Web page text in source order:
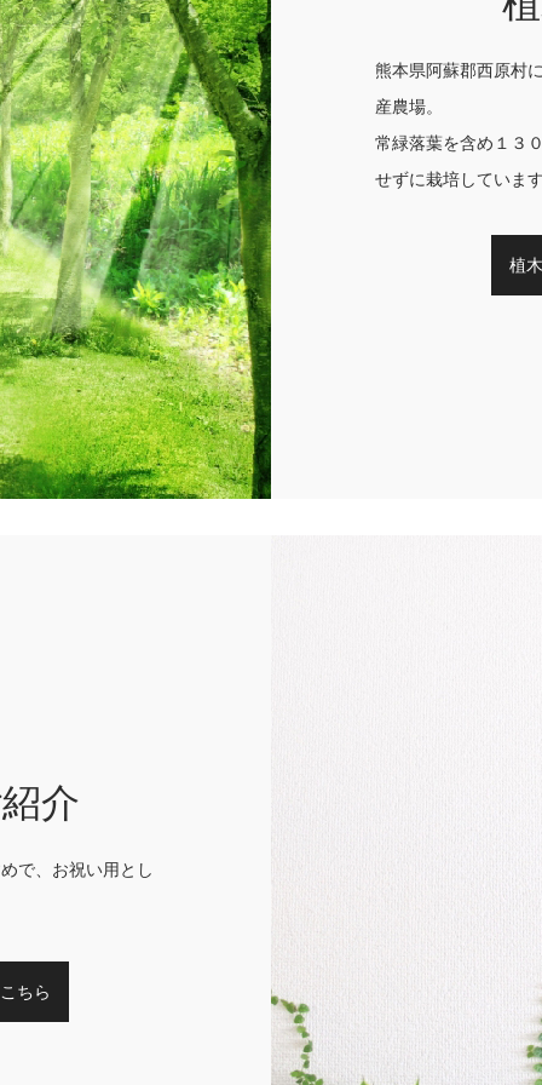
熊本県阿蘇郡西原村
産農場。
常緑落葉を含め１３
せずに栽培していま
植
介
で、お祝い用とし
ちら